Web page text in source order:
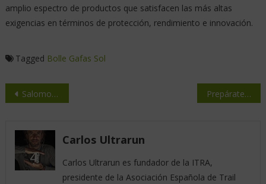
amplio espectro de productos que satisfacen las más altas
exigencias en términos de protección, rendimiento e innovación.
Tagged Bolle Gafas Sol
Salomon Ultra Pirineu 2024: Un emblema del Pirineo catalán Prepárate para la aventura con la colección “Ready to Roam” de Columbia
Carlos Ultrarun
Carlos Ultrarun es fundador de la ITRA,
presidente de la Asociación Española de Trail